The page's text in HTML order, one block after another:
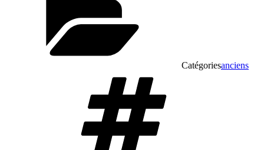
Catégoriesanciens